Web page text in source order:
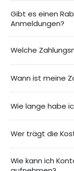
Gibt es einen
Anmeldungen?
Welche
Wann ist meine
Wie lange habe
Wer trägt die
Wie kann ich